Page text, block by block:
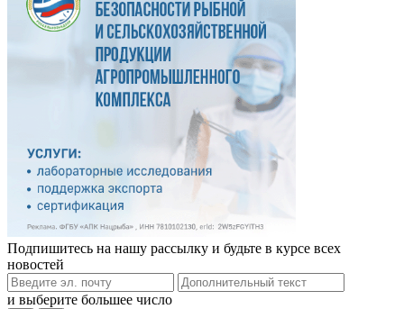
Подпишитесь на нашу рассылку и будьте в курсе всех
новостей
и выберите большее число